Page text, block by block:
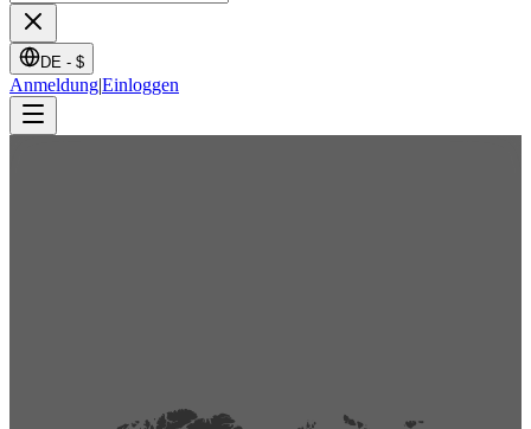
DE - $
Anmeldung|Einloggen